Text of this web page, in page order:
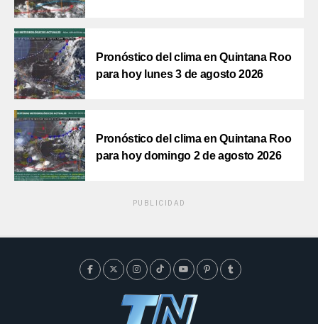
Pronóstico del clima en Quintana Roo
para hoy lunes 3 de agosto 2026
Pronóstico del clima en Quintana Roo
para hoy domingo 2 de agosto 2026
PUBLICIDAD